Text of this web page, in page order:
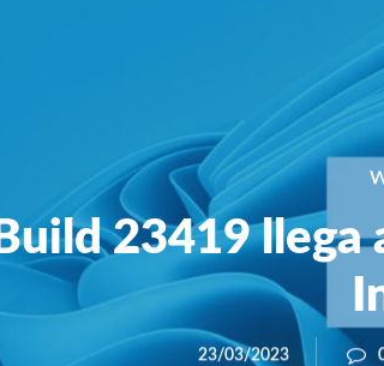
23419
23/03/2023